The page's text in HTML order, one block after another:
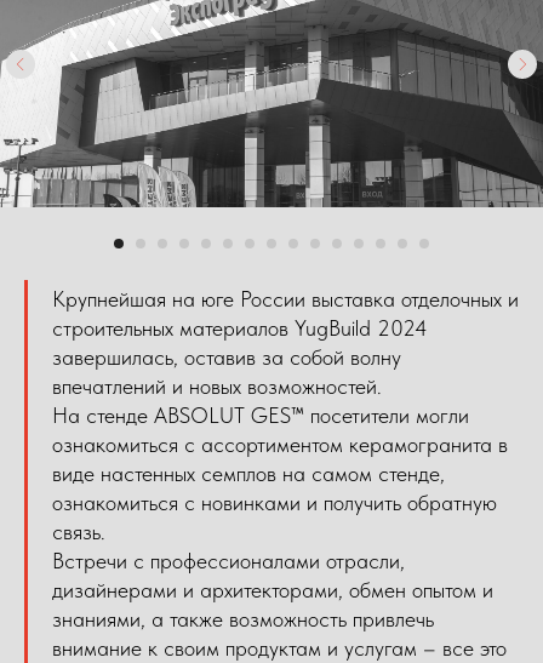
Крупнейшая на юге России выставка отделочных и
строительных материалов YugBuild 2024
завершилась, оставив за собой волну
впечатлений и новых возможностей.
На стенде ABSOLUT GES™ посетители могли
ознакомиться с ассортиментом керамогранита в
виде настенных семплов на самом стенде,
ознакомиться с новинками и получить обратную
связь.
Встречи с профессионалами отрасли,
дизайнерами и архитекторами, обмен опытом и
знаниями, а также возможность привлечь
внимание к своим продуктам и услугам – все это